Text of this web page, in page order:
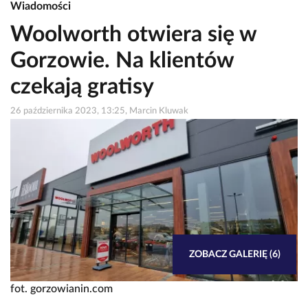
Wiadomości
Woolworth otwiera się w
Gorzowie. Na klientów
czekają gratisy
26 października 2023, 13:25, Marcin Kluwak
fot. gorzowianin.com
ZOBACZ GALERIĘ (6)